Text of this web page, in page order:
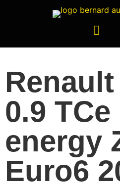
0.9 TCe
energy
Euro6